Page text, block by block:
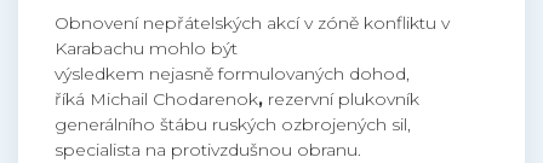
Obnovení nepřátelských akcí v zóně konfliktu v
Karabachu mohlo být
výsledkem nejasně formulovaných dohod,
říká Michail Chodarenok, rezervní plukovník
generálního štábu ruských ozbrojených sil,
specialista na protivzdušnou obranu.